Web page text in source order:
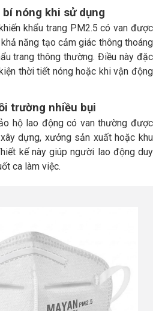
bí nóng khi sử dụng
khẩu trang PM2.5 có van được
năng tạo cảm giác thông thoáng
trang thông thường. Điều này đặc
thời tiết nóng hoặc khi vận động
trường nhiều bụi
hộ lao động có van thường được
dựng, xưởng sản xuất hoặc khu
kế này giúp người lao động duy
ca làm việc.